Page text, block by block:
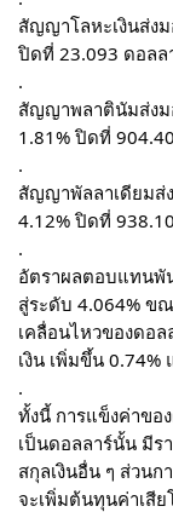
สัญญาโลหะเงินส่ง
ปิดที่ 23.093 ดอล
.
สัญญาพลาตินัมส่งม
1.81% ปิดที่
.
สัญญาพัลลาเดียมส่
4.12% ปิดที่
.
อัตราผลตอบแทนพั
สู่ระดับ 4.064% ข
เคลื่อนไหวของดอล
เงิน เพิ่มขึ้น
.
ทั้งนี้ การแข็งค่าขอ
เป็นดอลลาร์นั้น มีร
สกุลเงินอื่น ๆ ส่วน
จะเพิ่มต้นทุนค่าเสีย